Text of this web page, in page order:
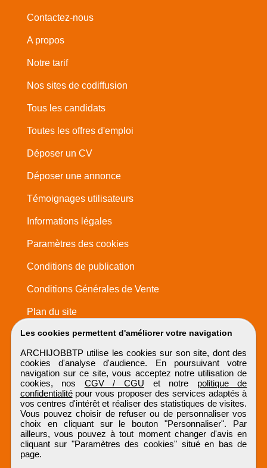
Les cookies permettent d'améliorer votre navigation
ARCHIJOBBTP utilise les cookies sur son site, dont des
cookies d'analyse d'audience. En poursuivant votre
navigation sur ce site, vous acceptez notre utilisation de
cookies, nos CGV / CGU et notre politique de
confidentialitépour vous proposer des services adaptés à
vos centres d'intérêt et réaliser des statistiques de visites.
Vous pouvez choisir de refuser ou de personnaliser vos
choix en cliquant sur le bouton "Personnaliser". Par
ailleurs, vous pouvez à tout moment changer d'avis en
cliquant sur "Paramètres des cookies" situé en bas de
page.
Contactez-nous
A propos
Notre tarif
Nos sites de codiffusion
Tous les candidats
Toutes les offres d'emploi
Déposer un CV
Déposer une annonce
Témoignages utilisateurs
Informations légales
Paramètres des cookies
Conditions de publication
Conditions Générales de Vente
Plan du site